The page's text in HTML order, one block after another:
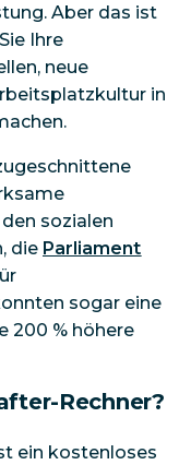
Aber das ist
Ihre
neue
in
sozialen
die Parliament
sogar eine
200 % höhere
Rechner?
ein kostenloses